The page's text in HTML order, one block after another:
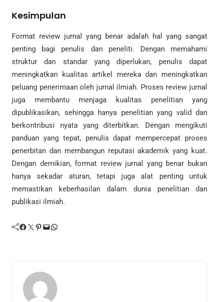
Kesimpulan
Format review jurnal yang benar adalah hal yang sangat
penting bagi penulis dan peneliti. Dengan memahami
struktur dan standar yang diperlukan, penulis dapat
meningkatkan kualitas artikel mereka dan meningkatkan
peluang penerimaan oleh jurnal ilmiah. Proses review jurnal
juga membantu menjaga kualitas penelitian yang
dipublikasikan, sehingga hanya penelitian yang valid dan
berkontribusi nyata yang diterbitkan. Dengan mengikuti
panduan yang tepat, penulis dapat mempercepat proses
penerbitan dan membangun reputasi akademik yang kuat.
Dengan demikian, format review jurnal yang benar bukan
hanya sekadar aturan, tetapi juga alat penting untuk
memastikan keberhasilan dalam dunia penelitian dan
publikasi ilmiah.
Facebook Twitter Pinterest Mail WhatsApp